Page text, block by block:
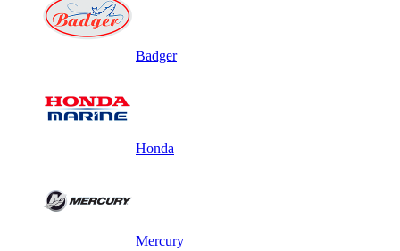
Badger
Honda
Mercury